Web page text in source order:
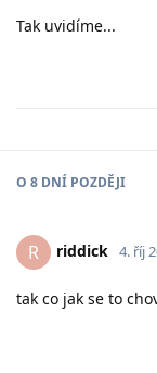
Tak uvidíme...
O 8 DNÍ POZDĚJI
R riddick 4. říj
tak co jak se to